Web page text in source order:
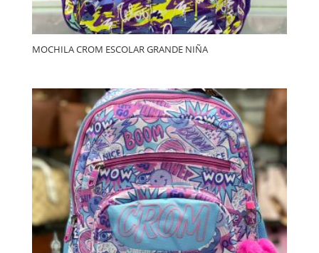
MOCHILA CROM ESCOLAR GRANDE NIÑA